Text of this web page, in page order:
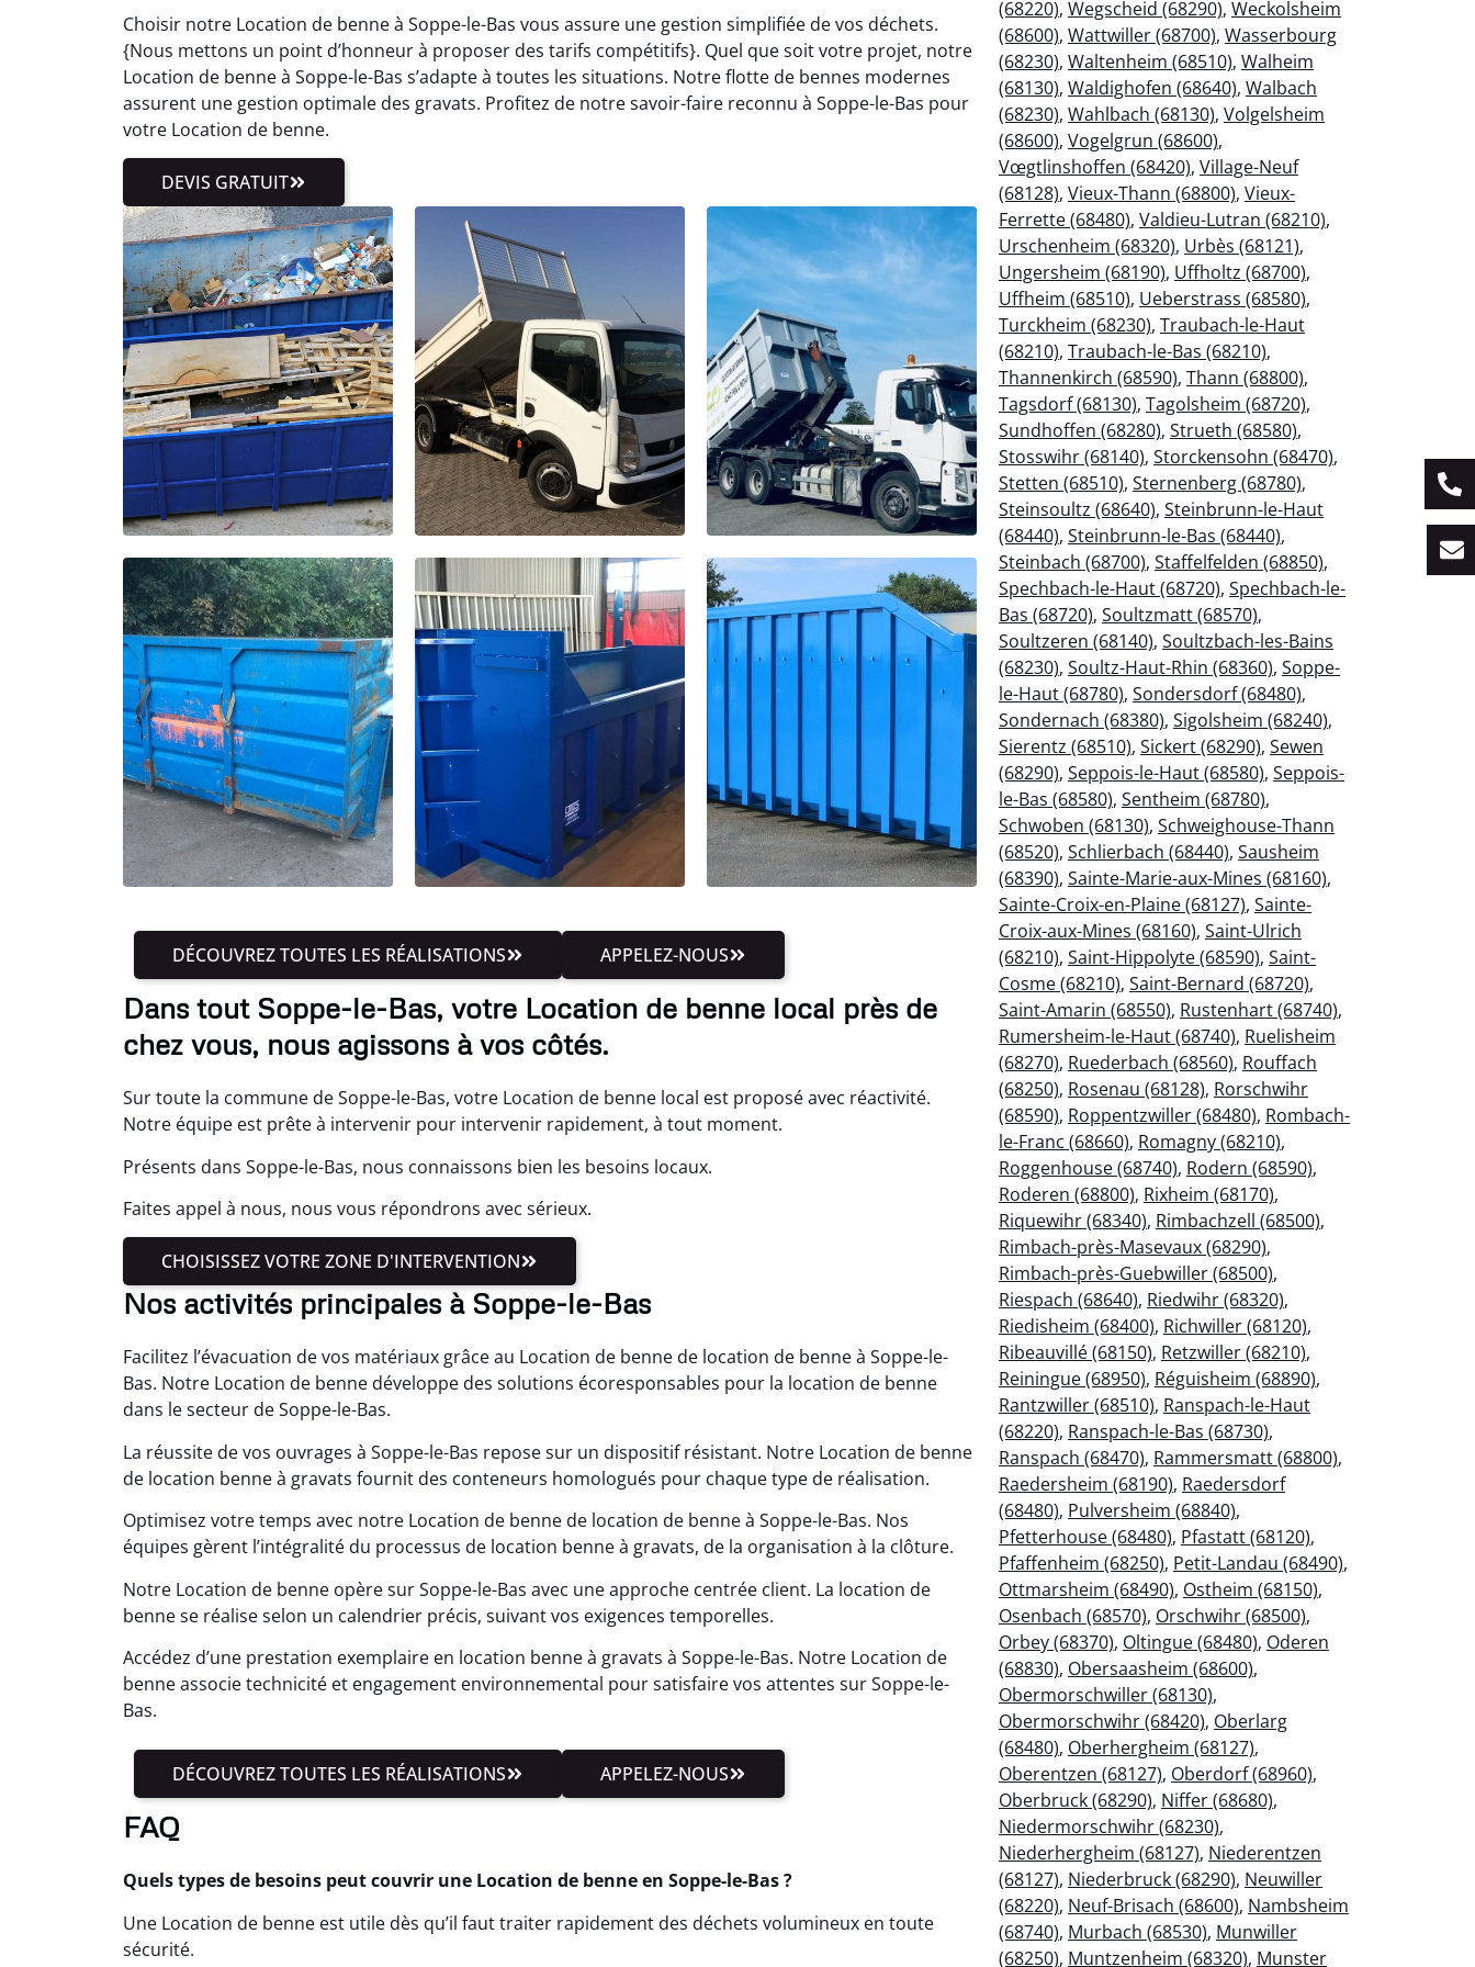
Choisir notre Location de benne à Soppe-le-Bas vous assure une gestion simplifiée de vos déchets.
{Nous mettons un point d’honneur à proposer des tarifs compétitifs}. Quel que soit votre projet, notre
Location de benne à Soppe-le-Bas s’adapte à toutes les situations. Notre flotte de bennes modernes
assurent une gestion optimale des gravats. Profitez de notre savoir-faire reconnu à Soppe-le-Bas pour
votre Location de benne.
DEVIS GRATUIT
DÉCOUVREZ TOUTES LES RÉALISATIONS APPELEZ-NOUS
Dans tout Soppe-le-Bas, votre Location de benne local près de
chez vous, nous agissons à vos côtés.
Sur toute la commune de Soppe-le-Bas, votre Location de benne local est proposé avec réactivité.
Notre équipe est prête à intervenir pour intervenir rapidement, à tout moment.
Présents dans Soppe-le-Bas, nous connaissons bien les besoins locaux.
Faites appel à nous, nous vous répondrons avec sérieux.
CHOISISSEZ VOTRE ZONE D'INTERVENTION
Nos activités principales à Soppe-le-Bas
Facilitez l’évacuation de vos matériaux grâce au Location de benne de location de benne à Soppe-le-
Bas. Notre Location de benne développe des solutions écoresponsables pour la location de benne
dans le secteur de Soppe-le-Bas.
La réussite de vos ouvrages à Soppe-le-Bas repose sur un dispositif résistant. Notre Location de benne
de location benne à gravats fournit des conteneurs homologués pour chaque type de réalisation.
Optimisez votre temps avec notre Location de benne de location de benne à Soppe-le-Bas. Nos
équipes gèrent l’intégralité du processus de location benne à gravats, de la organisation à la clôture.
Notre Location de benne opère sur Soppe-le-Bas avec une approche centrée client. La location de
benne se réalise selon un calendrier précis, suivant vos exigences temporelles.
Accédez d’une prestation exemplaire en location benne à gravats à Soppe-le-Bas. Notre Location de
benne associe technicité et engagement environnemental pour satisfaire vos attentes sur Soppe-le-
Bas.
DÉCOUVREZ TOUTES LES RÉALISATIONS APPELEZ-NOUS
FAQ
Quels types de besoins peut couvrir une Location de benne en Soppe-le-Bas ?
Une Location de benne est utile dès qu’il faut traiter rapidement des déchets volumineux en toute
sécurité.
(68220), Wegscheid (68290), Weckolsheim
(68600), Wattwiller (68700), Wasserbourg
(68230), Waltenheim (68510), Walheim
(68130), Waldighofen (68640), Walbach
(68230), Wahlbach (68130), Volgelsheim
(68600), Vogelgrun (68600),
Vœgtlinshoffen (68420), Village-Neuf
(68128), Vieux-Thann (68800), Vieux-
Ferrette (68480), Valdieu-Lutran (68210),
Urschenheim (68320), Urbès (68121),
Ungersheim (68190), Uffholtz (68700),
Uffheim (68510), Ueberstrass (68580),
Turckheim (68230), Traubach-le-Haut
(68210), Traubach-le-Bas (68210),
Thannenkirch (68590), Thann (68800),
Tagsdorf (68130), Tagolsheim (68720),
Sundhoffen (68280), Strueth (68580),
Stosswihr (68140), Storckensohn (68470),
Stetten (68510), Sternenberg (68780),
Steinsoultz (68640), Steinbrunn-le-Haut
(68440), Steinbrunn-le-Bas (68440),
Steinbach (68700), Staffelfelden (68850),
Spechbach-le-Haut (68720), Spechbach-le-
Bas (68720), Soultzmatt (68570),
Soultzeren (68140), Soultzbach-les-Bains
(68230), Soultz-Haut-Rhin (68360), Soppe-
le-Haut (68780), Sondersdorf (68480),
Sondernach (68380), Sigolsheim (68240),
Sierentz (68510), Sickert (68290), Sewen
(68290), Seppois-le-Haut (68580), Seppois-
le-Bas (68580), Sentheim (68780),
Schwoben (68130), Schweighouse-Thann
(68520), Schlierbach (68440), Sausheim
(68390), Sainte-Marie-aux-Mines (68160),
Sainte-Croix-en-Plaine (68127), Sainte-
Croix-aux-Mines (68160), Saint-Ulrich
(68210), Saint-Hippolyte (68590), Saint-
Cosme (68210), Saint-Bernard (68720),
Saint-Amarin (68550), Rustenhart (68740),
Rumersheim-le-Haut (68740), Ruelisheim
(68270), Ruederbach (68560), Rouffach
(68250), Rosenau (68128), Rorschwihr
(68590), Roppentzwiller (68480), Rombach-
le-Franc (68660), Romagny (68210),
Roggenhouse (68740), Rodern (68590),
Roderen (68800), Rixheim (68170),
Riquewihr (68340), Rimbachzell (68500),
Rimbach-près-Masevaux (68290),
Rimbach-près-Guebwiller (68500),
Riespach (68640), Riedwihr (68320),
Riedisheim (68400), Richwiller (68120),
Ribeauvillé (68150), Retzwiller (68210),
Reiningue (68950), Réguisheim (68890),
Rantzwiller (68510), Ranspach-le-Haut
(68220), Ranspach-le-Bas (68730),
Ranspach (68470), Rammersmatt (68800),
Raedersheim (68190), Raedersdorf
(68480), Pulversheim (68840),
Pfetterhouse (68480), Pfastatt (68120),
Pfaffenheim (68250), Petit-Landau (68490),
Ottmarsheim (68490), Ostheim (68150),
Osenbach (68570), Orschwihr (68500),
Orbey (68370), Oltingue (68480), Oderen
(68830), Obersaasheim (68600),
Obermorschwiller (68130),
Obermorschwihr (68420), Oberlarg
(68480), Oberhergheim (68127),
Oberentzen (68127), Oberdorf (68960),
Oberbruck (68290), Niffer (68680),
Niedermorschwihr (68230),
Niederhergheim (68127), Niederentzen
(68127), Niederbruck (68290), Neuwiller
(68220), Neuf-Brisach (68600), Nambsheim
(68740), Murbach (68530), Munwiller
(68250), Muntzenheim (68320), Munster